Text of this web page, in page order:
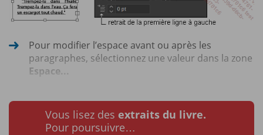
Pour modifier l’espace avant ou après les
paragraphes, sélectionnez une valeur dans la zone
Espace...
Vous lisez des extraits du livre.
Pour poursuivre…